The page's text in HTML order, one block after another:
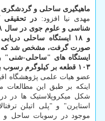
ماهیگیری ساحلی و گردشگری
مهدی نیا افزود: در
و ۱۸ ایستگاه ساحلی
صورت گرفت، مشخص شد که
۱۰۳ قطعه بر کیلوگرم رسوب بوده است.
عضو هیات علمی پژوهشگاه
اینکه بر طبق این مطالعات
شکل میکروپلاستیک ها در
استایرن" و "پلی اتیلن
موجود در رسوبات ساحل و